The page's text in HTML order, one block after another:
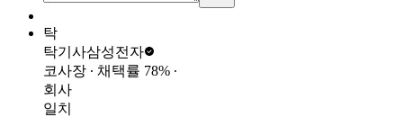
탁
탁기사삼성전자
코사장 ∙ 채택률 78% ∙
회사
일치